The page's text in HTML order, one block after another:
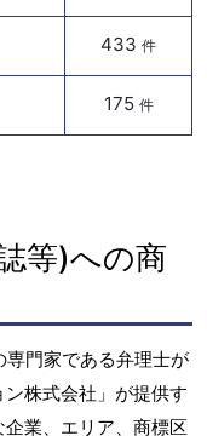
433 件
175 件
等)への商
専門家である弁理士が
株式会社」が提供す
業、エリア、商標区